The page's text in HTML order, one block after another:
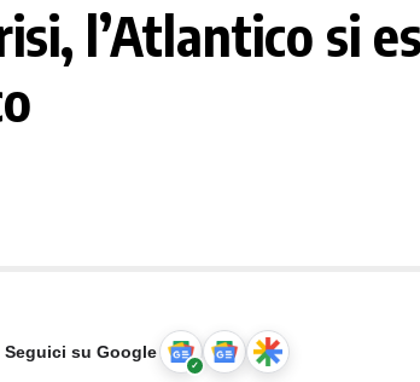
l’Atlantico si
Seguici su Google